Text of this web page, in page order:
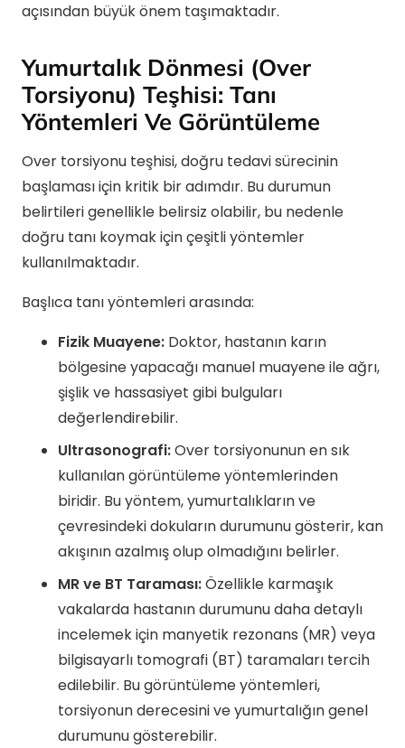
açısından büyük önem taşımaktadır.
Yumurtalık Dönmesi (Over
Torsiyonu) Teşhisi: Tanı
Yöntemleri Ve Görüntüleme
Over torsiyonu teşhisi, doğru tedavi sürecinin
başlaması için kritik bir adımdır. Bu durumun
belirtileri genellikle belirsiz olabilir, bu nedenle
doğru tanı koymak için çeşitli yöntemler
kullanılmaktadır.
Başlıca tanı yöntemleri arasında:
Fizik Muayene: Doktor, hastanın karın
bölgesine yapacağı manuel muayene ile ağrı,
şişlik ve hassasiyet gibi bulguları
değerlendirebilir.
Ultrasonografi:Over torsiyonunun en sık
kullanılan görüntüleme yöntemlerinden
biridir. Bu yöntem, yumurtalıkların ve
çevresindeki dokuların durumunu gösterir, kan
akışının azalmış olup olmadığını belirler.
MR ve BT Taraması:Özellikle karmaşık
vakalarda hastanın durumunu daha detaylı
incelemek için manyetik rezonans (MR) veya
bilgisayarlı tomografi (BT) taramaları tercih
edilebilir. Bu görüntüleme yöntemleri,
torsiyonun derecesini ve yumurtalığın genel
durumunu gösterebilir.